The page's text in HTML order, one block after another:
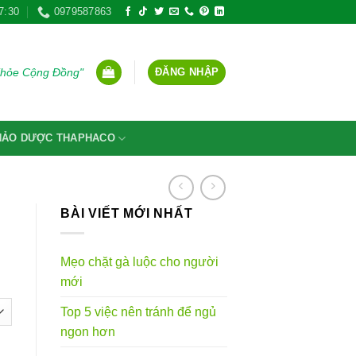
0979587863
Cộng Đồng" ĐĂNG NHẬP
DƯỢC THAPHACO
BÀI VIẾT MỚI NHẤT
Mẹo chặt gà luộc cho người
mới
Top 5 việc nên tránh để ngủ
ngon hơn